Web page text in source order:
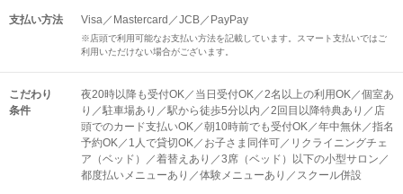
支払い方法 Visa／Mastercard／JCB／PayPay
※店頭で利用可能なお支払い方法を記載しています。スマート支払いではご
利用いただけない場合がございます。
こだわり
条件
夜20時以降も受付OK／当日受付OK／2名以上の利用OK／個室あ
り／駐車場あり／駅から徒歩5分以内／2回目以降特典あり／店
頭でのカード支払いOK／朝10時前でも受付OK／年中無休／指名
予約OK／1人で貸切OK／お子さま同伴可／リクライニングチェ
ア（ベッド）／着替えあり／3席（ベッド）以下の小型サロン／
都度払いメニューあり／体験メニューあり／スクール併設